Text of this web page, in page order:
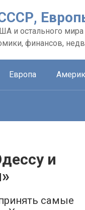
СССР,
и остального
финансов,
Европа
и
самые